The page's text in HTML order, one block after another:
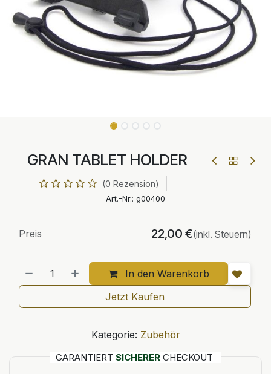
GRAN TABLET HOLDER
(0 Rezension)
Art.-Nr.: g00400
In den Warenkorb
Preis 22,00 €(inkl. Steuern)
Jetzt Kaufen
Kategorie: Zubehör
GARANTIERT SICHERER CHECKOUT